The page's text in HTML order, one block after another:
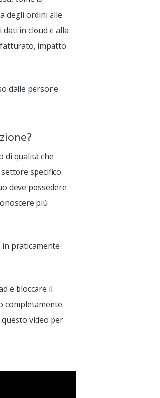
degli ordini alle
in cloud e alla
fatturato, impatto
dalle persone
di qualità che
specifico.
deve possedere
più
praticamente
e bloccare il
completamente
video per